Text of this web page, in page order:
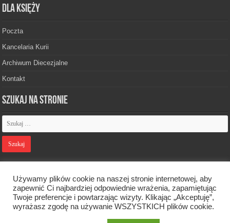
Dla księży
Poczta
Kancelaria Kurii
Archiwum Diecezjalne
Kontakt
Szukaj na stronie
Designed by Webdawid
Używamy plików cookie na naszej stronie internetowej, aby
zapewnić Ci najbardziej odpowiednie wrażenia, zapamiętując
Twoje preferencje i powtarzając wizyty. Klikając „Akceptuję”,
wyrażasz zgodę na używanie WSZYSTKICH plików cookie.